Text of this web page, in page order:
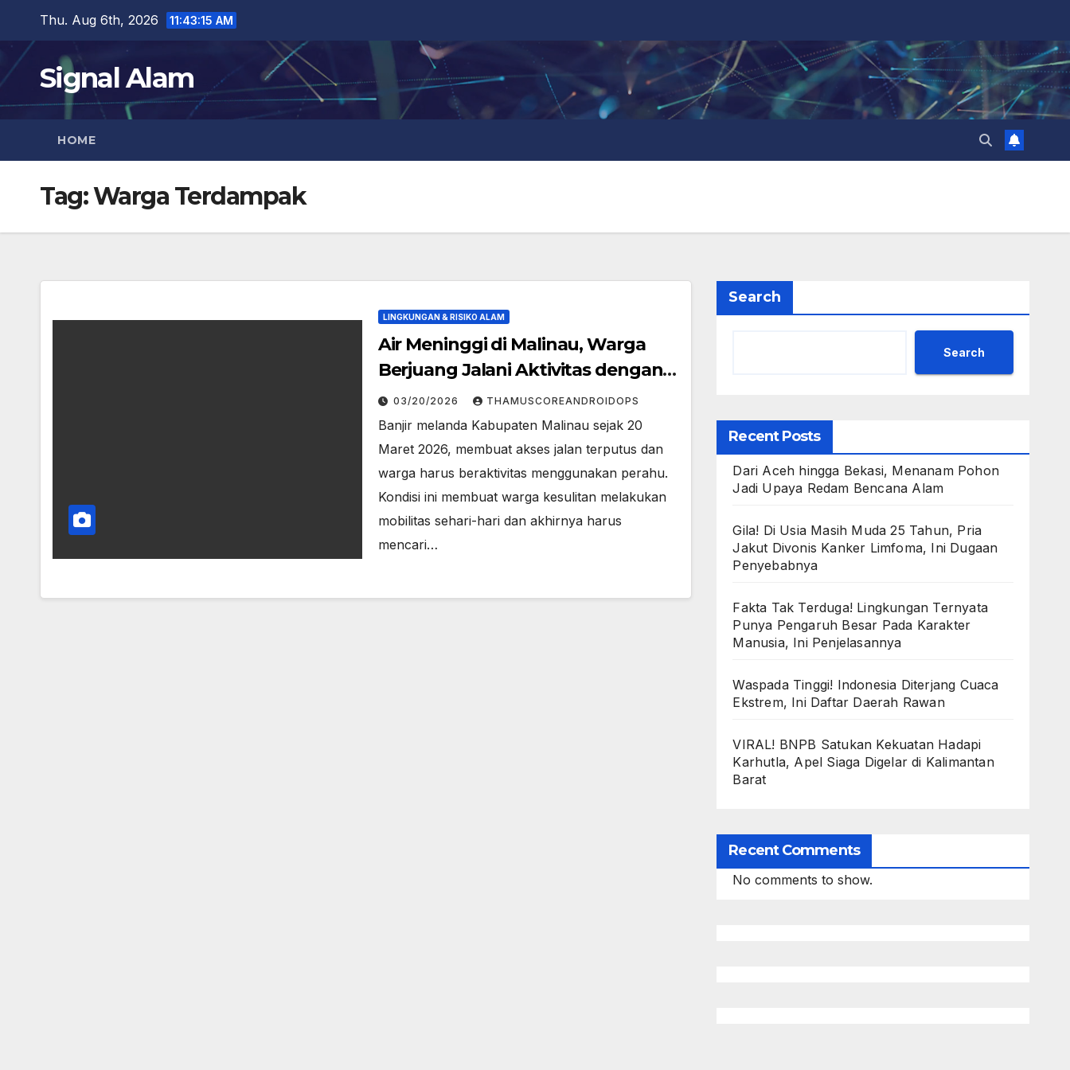
content
Thu. Aug 6th, 2026 11:43:16 AM
Signal Alam
HOME
Tag:Warga Terdampak
LINGKUNGAN & RISIKO ALAM
Air Meninggi di Malinau, Warga
Berjuang Jalani Aktivitas dengan
Perahu
03/20/2026 THAMUSCOREANDROIDOPS
Banjir melanda Kabupaten Malinau sejak 20
Maret 2026, membuat akses jalan terputus dan
warga harus beraktivitas menggunakan perahu.
Kondisi ini membuat warga kesulitan melakukan
mobilitas sehari-hari dan akhirnya harus
mencari…
Search
Search
Recent Posts
Dari Aceh hingga Bekasi, Menanam Pohon
Jadi Upaya Redam Bencana Alam
Gila! Di Usia Masih Muda 25 Tahun, Pria
Jakut Divonis Kanker Limfoma, Ini Dugaan
Penyebabnya
Fakta Tak Terduga! Lingkungan Ternyata
Punya Pengaruh Besar Pada Karakter
Manusia, Ini Penjelasannya
Waspada Tinggi! Indonesia Diterjang Cuaca
Ekstrem, Ini Daftar Daerah Rawan
VIRAL! BNPB Satukan Kekuatan Hadapi
Karhutla, Apel Siaga Digelar di Kalimantan
Barat
Recent Comments
No comments to show.